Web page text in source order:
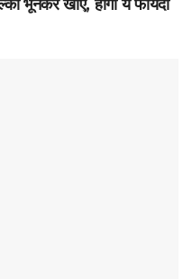
भूनकर खाए, होगा ये फायदा